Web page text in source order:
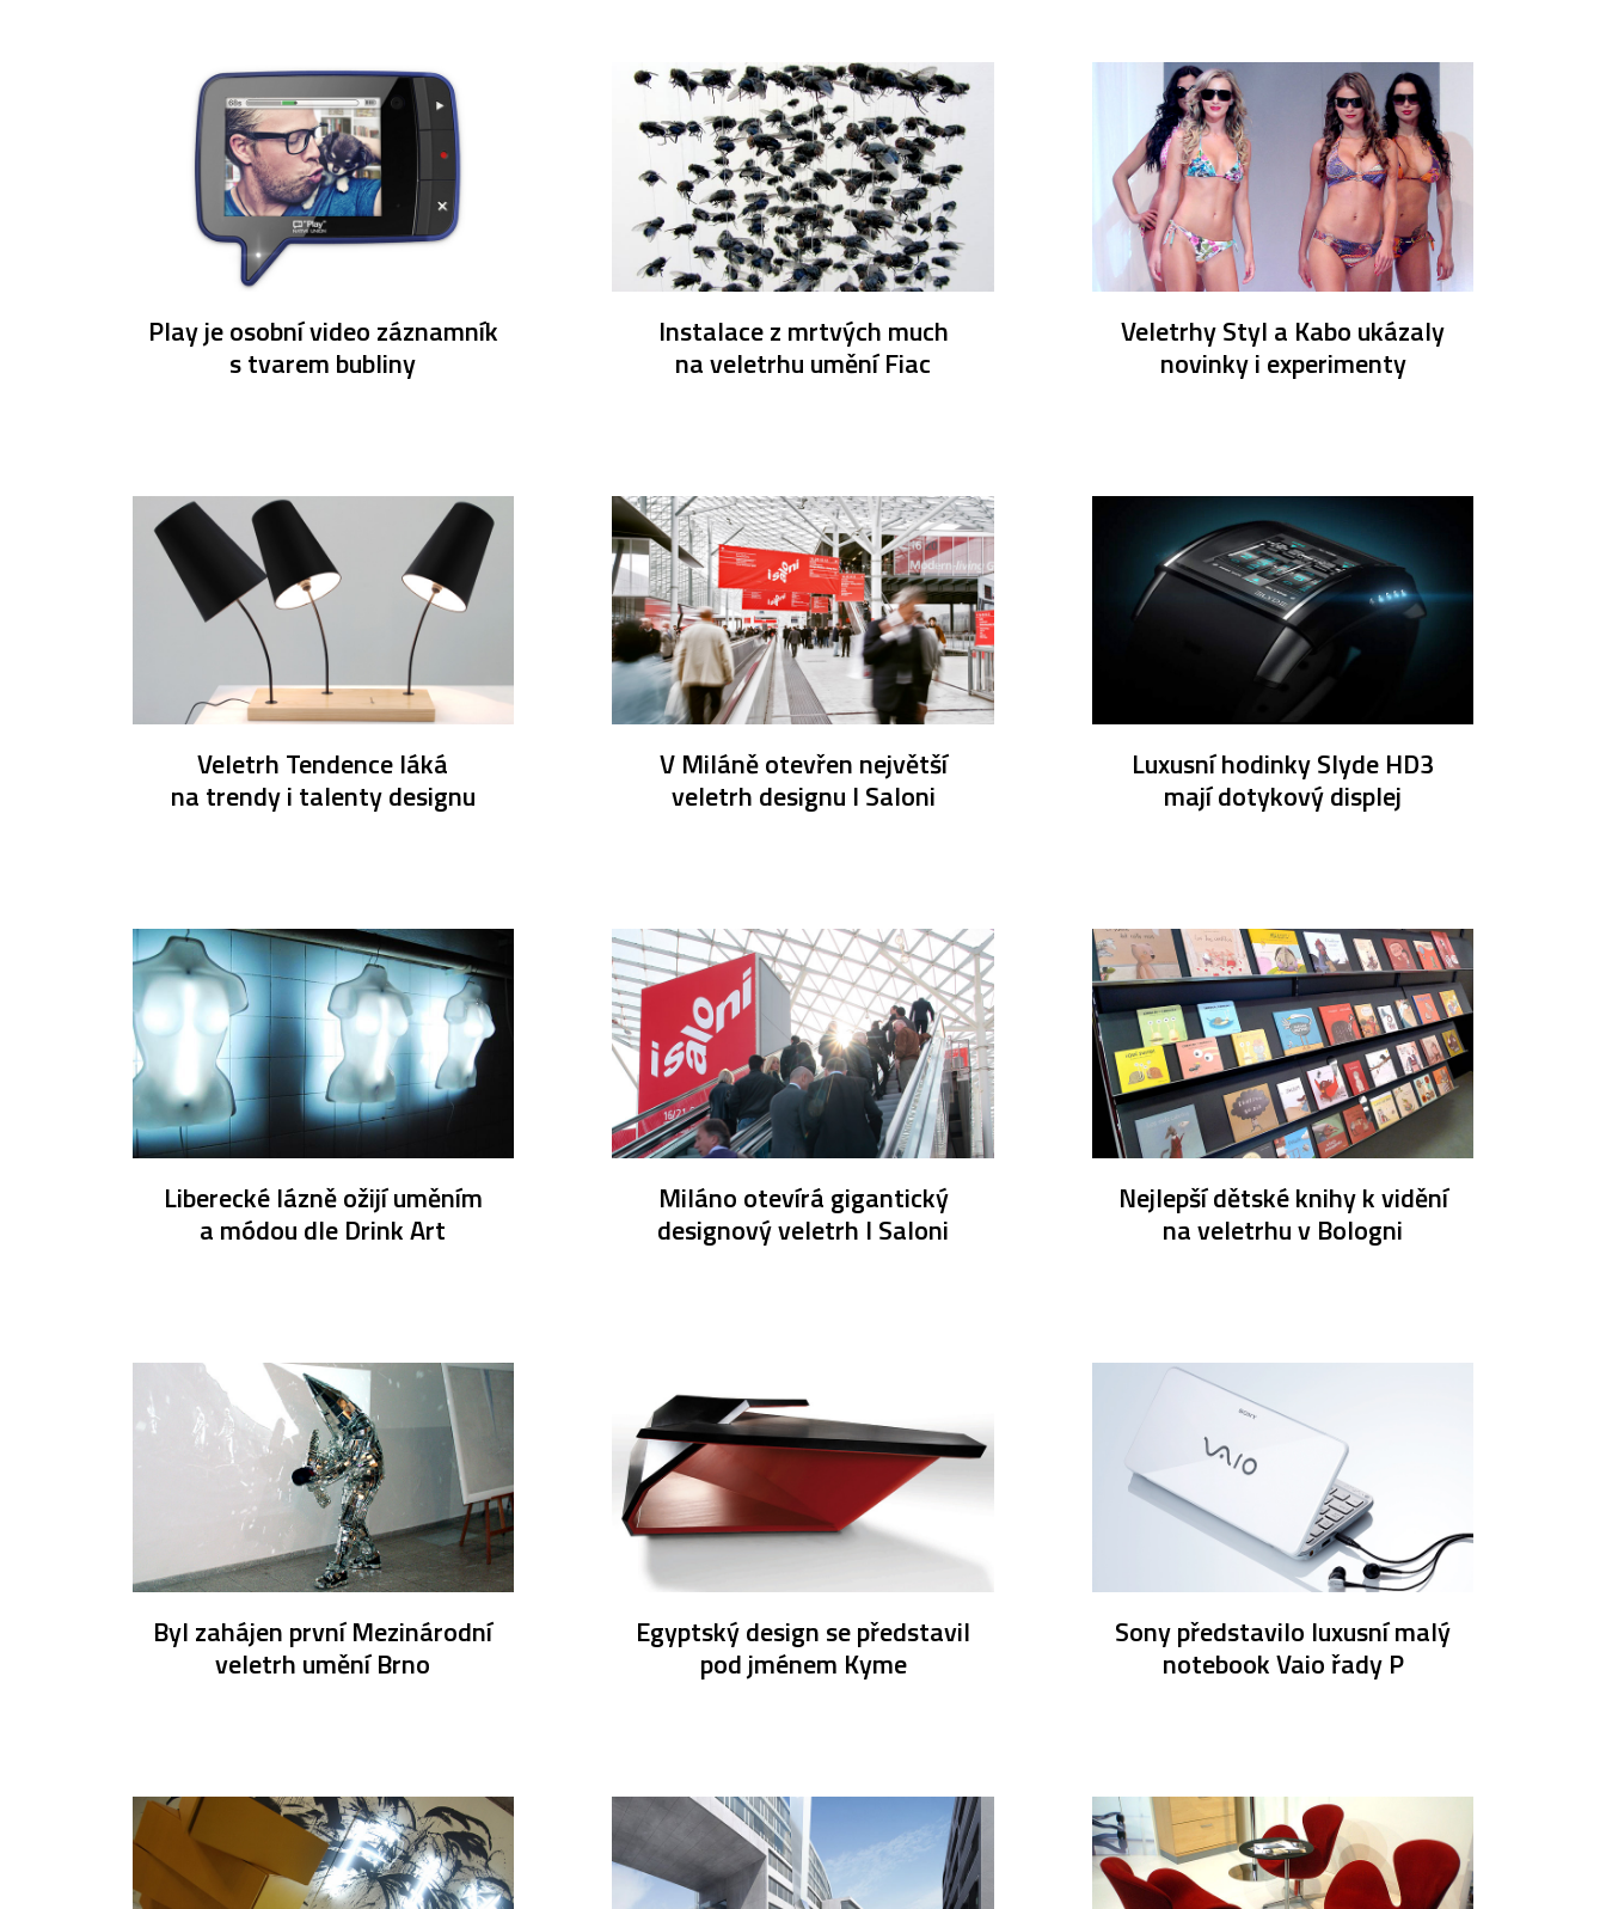
Play je osobní video záznamník
s tvarem bubliny
Instalace z mrtvých much
na veletrhu umění Fiac
Veletrhy Styl a Kabo ukázaly
novinky i experimenty
Veletrh Tendence láká
na trendy i talenty designu
V Miláně otevřen největší
veletrh designu I Saloni
Luxusní hodinky Slyde HD3
mají dotykový displej
Liberecké lázně ožijí uměním
a módou dle Drink Art
Miláno otevírá gigantický
designový veletrh I Saloni
Nejlepší dětské knihy k vidění
na veletrhu v Bologni
Byl zahájen první Mezinárodní
veletrh umění Brno
Egyptský design se představil
pod jménem Kyme
Sony představilo luxusní malý
notebook Vaio řady P